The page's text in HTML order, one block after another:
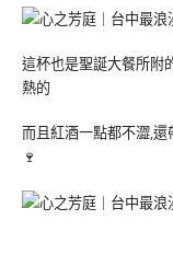
這杯也是聖誕大餐所附
熱的
而且紅酒一點都不澀,
🍷